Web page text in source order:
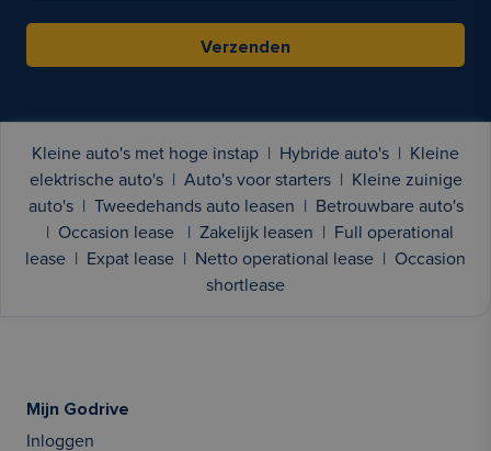
Verzenden
Kleine auto's met hoge instap Hybride auto's
Kleine
elektrische auto's
Auto's voor starters
Kleine zuinige
auto's
Tweedehands auto leasen
Betrouwbare auto's
Occasion lease Zakelijk leasen
Full operational
lease
Expat lease Netto operational lease
Occasion
shortlease
Mijn Godrive
Inloggen